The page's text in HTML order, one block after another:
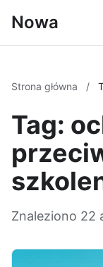
Nowa
Strona główna /
Tag:
Znaleziono 22